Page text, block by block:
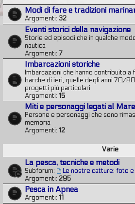
Modi di fare e tradizioni
Argomenti: 32
Eventi storici della navigazione
Storie ed episodi che in qualche
nautica
Argomenti: 7
Imbarcazioni storiche
Imbarcazioni che hanno contribuito a
barche di ieri, quelle degli anni 70/
progetti più particolari
Argomenti: 15
Miti e personaggi legati al Mare
Persone e personaggi che sono
memoria
Argomenti: 12
Varie
La pesca, tecniche e metodi
Subforum:
Le nostre catture: foto
Argomenti: 295
Pesca in Apnea
Argomenti: 11